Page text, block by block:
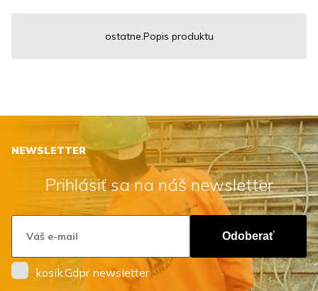
ostatne.Popis produktu
NEWSLETTER
Prihlásiť sa na náš newsletter
Odoberať
kosik.Gdpr newsletter